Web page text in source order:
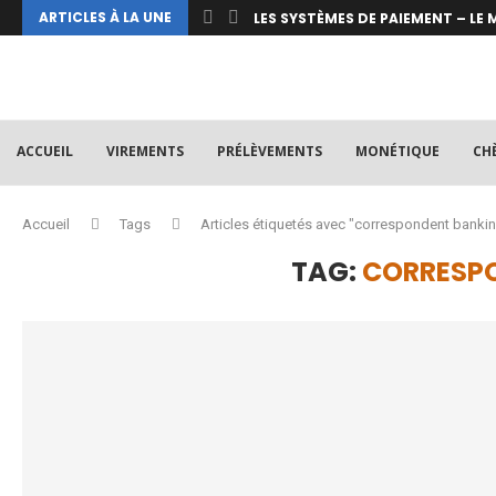
ARTICLES À LA UNE
LES SYSTÈMES DE PAIEMENT – LE
ACCUEIL VIREMENTS PRÉLÈVEMENTS MONÉTIQUE
Accueil Tags Articles étiquetés avec "correspondent
TAG: